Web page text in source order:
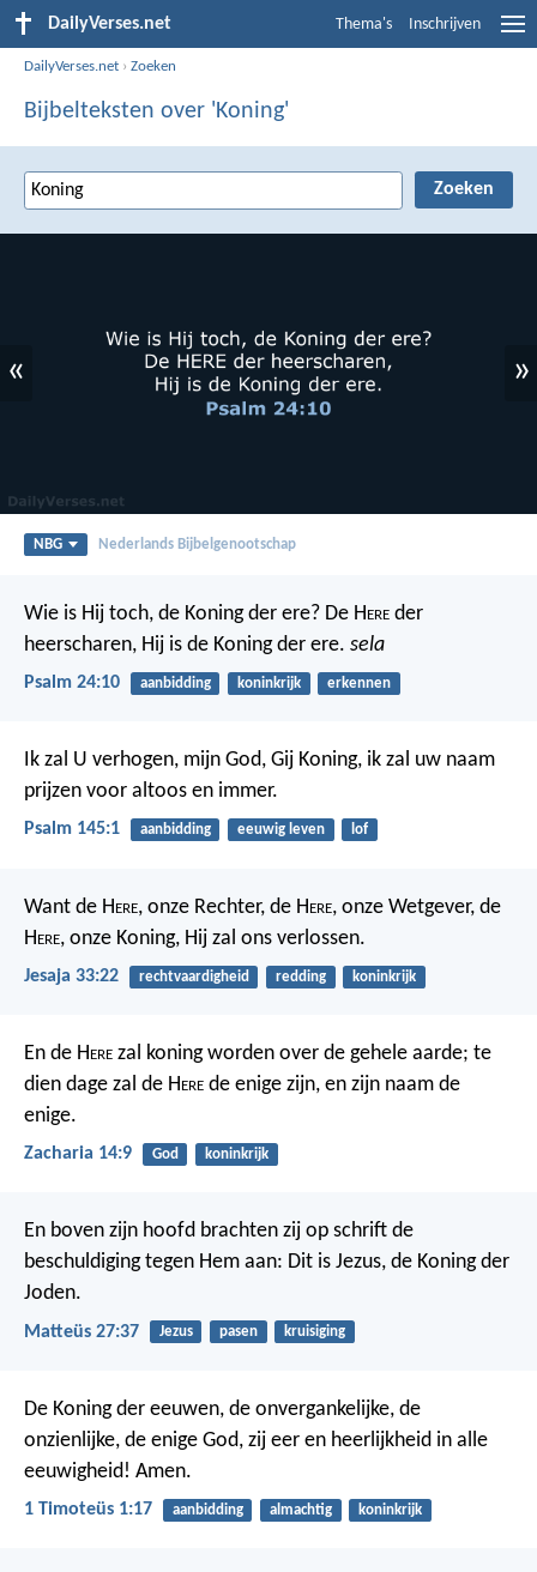
DailyVerses.net Thema's Inschrijven
DailyVerses.net ›Zoeken
Bijbelteksten over 'Koning'
« »
NBG Nederlands Bijbelgenootschap
Wie is Hij toch, de Koning der ere? De Here der
heerscharen, Hij is de Koning der ere. sela
Psalm 24:10 aanbidding koninkrijk erkennen
Ik zal U verhogen, mijn God, Gij Koning, ik zal uw naam
prijzen voor altoos en immer.
Psalm 145:1 aanbidding eeuwig leven lof
Want de Here, onze Rechter, de Here, onze Wetgever, de
Here, onze Koning, Hij zal ons verlossen.
Jesaja 33:22 rechtvaardigheid redding koninkrijk
En de Here zal koning worden over de gehele aarde; te
dien dage zal de Here de enige zijn, en zijn naam de
enige.
Zacharia 14:9 God koninkrijk
En boven zijn hoofd brachten zij op schrift de
beschuldiging tegen Hem aan: Dit is Jezus, de Koning der
Joden.
Matteüs 27:37 Jezus pasen kruisiging
De Koning der eeuwen, de onvergankelijke, de
onzienlijke, de enige God, zij eer en heerlijkheid in alle
eeuwigheid! Amen.
1 Timoteüs 1:17 aanbidding almachtig koninkrijk